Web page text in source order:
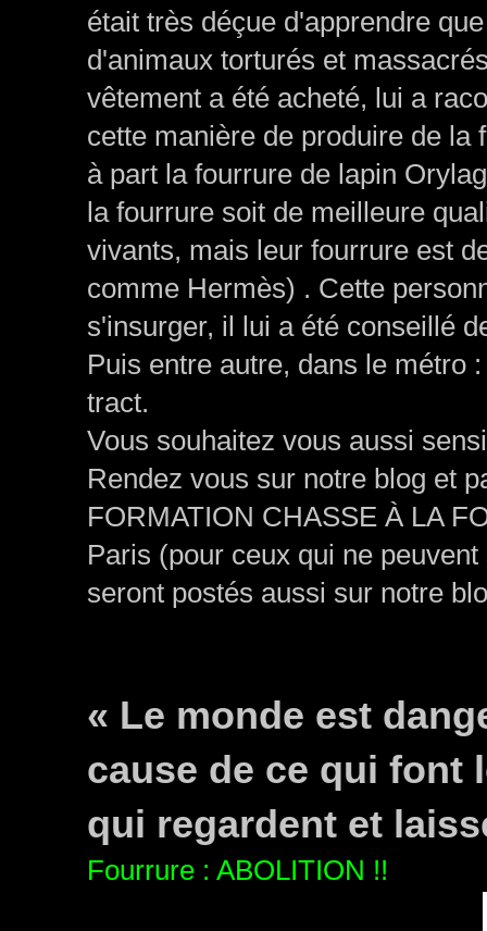
était très déçue d'apprendre
d'animaux torturés et
vêtement a été acheté, lui a
cette manière de produire de
à part la fourrure de lapin
la fourrure soit de meilleure
vivants, mais leur fourrure est
comme Hermès) . Cette
s'insurger, il lui a été conseillé
Puis entre autre, dans le métro
tract.
Vous souhaitez vous aussi
Rendez vous sur notre blog et
FORMATION CHASSE À LA
Paris (pour ceux qui ne
seront postés aussi sur notre
« Le monde est
cause de ce qui font
qui regardent et
Fourrure : ABOLITION !!